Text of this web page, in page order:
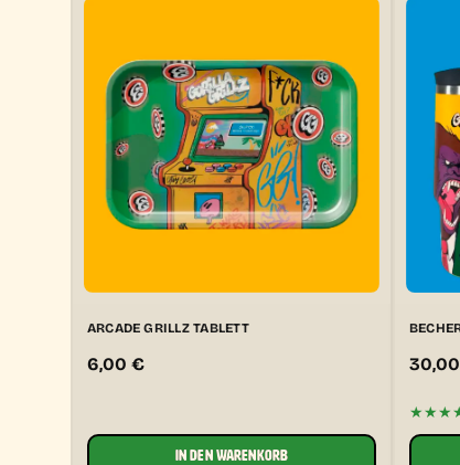
ARCADE GRILLZ TABLETT
6,00 €
IN DEN WARENKORB
30,00